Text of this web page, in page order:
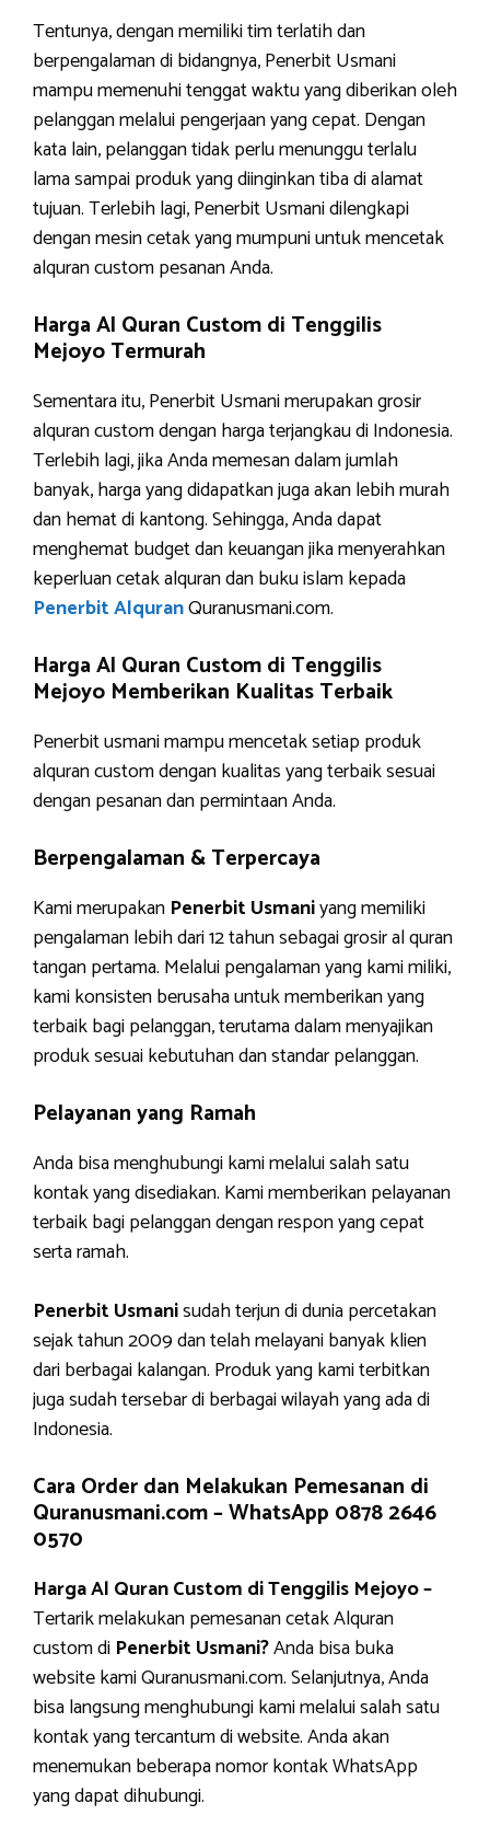
Tentunya, dengan memiliki tim terlatih dan
berpengalaman di bidangnya, Penerbit Usmani
mampu memenuhi tenggat waktu yang diberikan oleh
pelanggan melalui pengerjaan yang cepat. Dengan
kata lain, pelanggan tidak perlu menunggu terlalu
lama sampai produk yang diinginkan tiba di alamat
tujuan. Terlebih lagi, Penerbit Usmani dilengkapi
dengan mesin cetak yang mumpuni untuk mencetak
alquran custom pesanan Anda.
Harga Al Quran Custom di Tenggilis
Mejoyo Termurah
Sementara itu, Penerbit Usmani merupakan grosir
alquran custom dengan harga terjangkau di Indonesia.
Terlebih lagi, jika Anda memesan dalam jumlah
banyak, harga yang didapatkan juga akan lebih murah
dan hemat di kantong. Sehingga, Anda dapat
menghemat budget dan keuangan jika menyerahkan
keperluan cetak alquran dan buku islam kepada
Penerbit AlquranQuranusmani.com.
Harga Al Quran Custom di Tenggilis
Mejoyo Memberikan Kualitas Terbaik
Penerbit usmani mampu mencetak setiap produk
alquran custom dengan kualitas yang terbaik sesuai
dengan pesanan dan permintaan Anda.
Berpengalaman & Terpercaya
Kami merupakan Penerbit Usmaniyang memiliki
pengalaman lebih dari 12 tahun sebagai grosir al quran
tangan pertama. Melalui pengalaman yang kami miliki,
kami konsisten berusaha untuk memberikan yang
terbaik bagi pelanggan, terutama dalam menyajikan
produk sesuai kebutuhan dan standar pelanggan.
Pelayanan yang Ramah
Anda bisa menghubungi kami melalui salah satu
kontak yang disediakan. Kami memberikan pelayanan
terbaik bagi pelanggan dengan respon yang cepat
serta ramah.
Penerbit Usmanisudah terjun di dunia percetakan
sejak tahun 2009 dan telah melayani banyak klien
dari berbagai kalangan. Produk yang kami terbitkan
juga sudah tersebar di berbagai wilayah yang ada di
Indonesia.
Cara Order dan Melakukan Pemesanan di
Quranusmani.com –WhatsApp 0878 2646
0570
Harga Al Quran Custom di Tenggilis Mejoyo –
Tertarik melakukan pemesanan cetak Alquran
custom di Penerbit Usmani?Anda bisa buka
website kami Quranusmani.com. Selanjutnya, Anda
bisa langsung menghubungi kami melalui salah satu
kontak yang tercantum di website. Anda akan
menemukan beberapa nomor kontak WhatsApp
yang dapat dihubungi.